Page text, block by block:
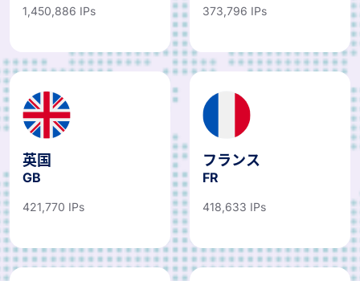
1,450,886 IPs 373,796 IPs
英国
GB
421,770 IPs
フランス
FR
418,633 IPs